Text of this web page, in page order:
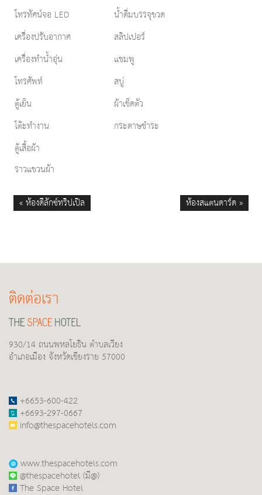
โทรทัศน์จอ LED
น้ำดื่มบรรจุขวด
เครื่องปรับอากาศ
สลิปเปอร์
เครื่องทำน้ำอุ่น
แชมพู
โทรศัพท์
สบู่
ตู้เย็น
ผ้าเช็ดตัว
โต๊ะทำงาน
กระดาษชำระ
ตู้เสื้อผ้า
ราวแขวนผ้า
« ห้องดีลักซ์ทริปเปิล ห้องสแตนดาร์ด »
ติดต่อเรา
930/14 ถนนพหลโยธิน ตำบลเวียง
อำเภอเมือง จังหวัดเชียงราย 57000
+6653-600-422
+6693-297-0667
info@thespacehotels.com
www.thespacehotels.com
@thespacehotel (มี@)
The Space Hotel